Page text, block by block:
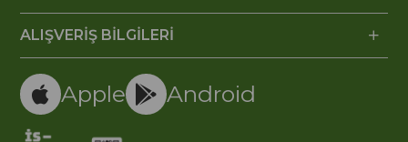
ALIŞVERİŞ BİLGİLERİ
Apple Android